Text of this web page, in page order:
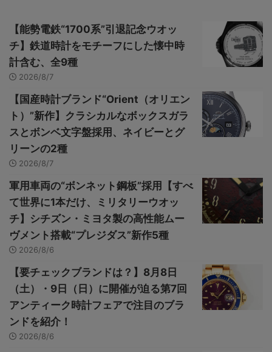
【能勢電鉄“1700系”引退記念ウオッ
チ】鉄道時計をモチーフにした懐中時
計含む、全9種
2026/8/7
【国産時計ブランド“Orient（オリエン
ト）”新作】クラシカルなボックスガラ
スとボンベ文字盤採用、ネイビーとグ
リーンの2種
2026/8/7
軍用車両の“ボンネット鋼板”採用【すべ
て世界に1本だけ、ミリタリーウオッ
チ】シチズン・ミヨタ製の高性能ムー
ヴメント搭載“プレジダス”新作5種
2026/8/6
【要チェックブランドは？】8月8日
（土）・9日（日）に開催が迫る第7回
アンティーク時計フェアで注目のブラ
ンドを紹介！
2026/8/6